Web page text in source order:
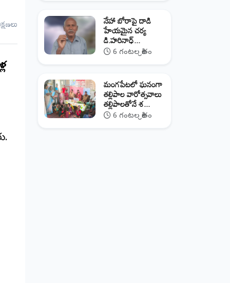
నేహా బోరాపై దాడి
హేయమైన చర్య
డి.హరినాధ్...
6 గంటల క్రితం
మంగపేటలో ఘనంగా
తల్లిపాల వారోత్సవాలు
తల్లిపాలతోనే శ...
6 గంటల క్రితం